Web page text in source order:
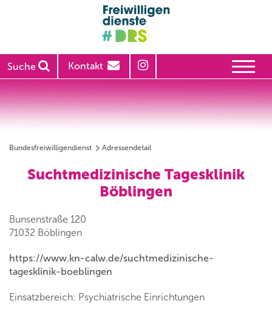
Suche Kontakt
Bundesfreiwilligendienst Adressendetail
Suchtmedizinische Tagesklinik
Böblingen
Bunsenstraße 120
71032 Böblingen
https://www.kn-calw.de/suchtmedizinische-
tagesklinik-boeblingen
Einsatzbereich: Psychiatrische Einrichtungen